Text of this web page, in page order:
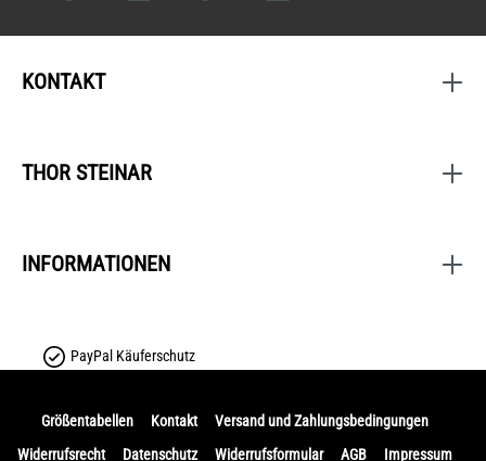
KONTAKT
THOR STEINAR
INFORMATIONEN
PayPal Käuferschutz
Größentabellen Kontakt
Versand und Zahlungsbedingungen
Widerrufsrecht
Datenschutz Widerrufsformular AGB Impressum